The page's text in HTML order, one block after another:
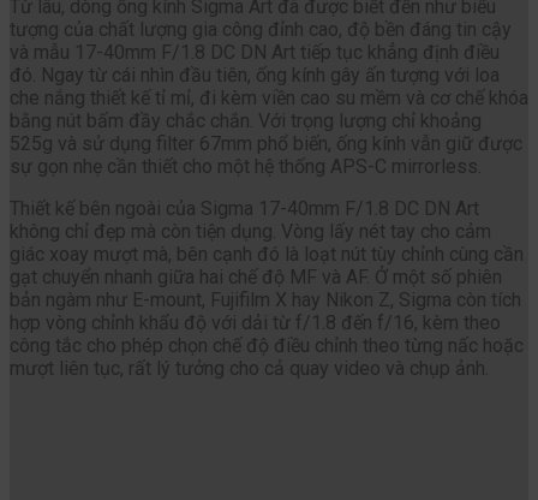
Từ lâu, dòng ống kính Sigma Art đã được biết đến như biểu
tượng của chất lượng gia công đỉnh cao, độ bền đáng tin cậy
và mẫu 17-40mm F/1.8 DC DN Art tiếp tục khẳng định điều
đó. Ngay từ cái nhìn đầu tiên, ống kính gây ấn tượng với loa
che nắng thiết kế tỉ mỉ, đi kèm viền cao su mềm và cơ chế khóa
bằng nút bấm đầy chắc chắn. Với trọng lượng chỉ khoảng
525g và sử dụng filter 67mm phổ biến, ống kính vẫn giữ được
sự gọn nhẹ cần thiết cho một hệ thống APS-C mirrorless.
Thiết kế bên ngoài của Sigma 17-40mm F/1.8 DC DN Art
không chỉ đẹp mà còn tiện dụng. Vòng lấy nét tay cho cảm
giác xoay mượt mà, bên cạnh đó là loạt nút tùy chỉnh cùng cần
gạt chuyển nhanh giữa hai chế độ MF và AF. Ở một số phiên
bản ngàm như E-mount, Fujifilm X hay Nikon Z, Sigma còn tích
hợp vòng chỉnh khẩu độ với dải từ f/1.8 đến f/16, kèm theo
công tắc cho phép chọn chế độ điều chỉnh theo từng nấc hoặc
mượt liên tục, rất lý tưởng cho cả quay video và chụp ảnh.